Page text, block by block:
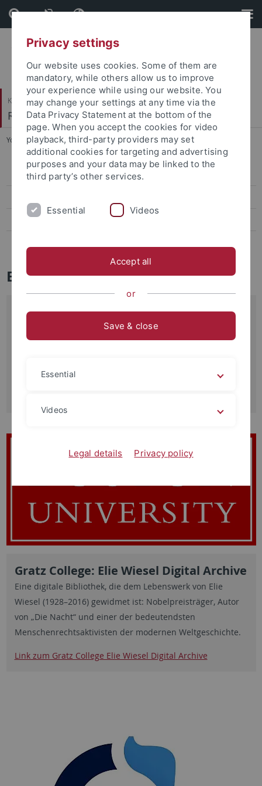
Skip
to
content
Skip
to
footer
Katholisch-Theologische Fakultät
Religionspädagogik
You are here: Startseite ... Elie Wiesel Datenbanken
Veröffentlichungen
Elie Wiesel Datenbanken
Elie Wiesel Datenbanken
Boston University: Elie Wiesel collection
Die Elie-Wiesel-Sammlung umfasst Manuskripte,
Korrespondenz, Drucksachen, Forschungsmaterial,
weiteres Material.
Gratz College: Elie Wiesel Digital Archive
Eine digitale Bibliothek, die dem Lebenswerk von Elie
Wiesel (1928–2016) gewidmet ist: Nobelpreisträger, Autor
von „Die Nacht“ und einer der bedeutendsten
Menschenrechtsaktivisten der modernen Weltgeschichte.
Link zum Gratz College Elie Wiesel Digital Archive
Privacy settings
Our website uses cookies. Some of them are
mandatory, while others allow us to improve
your experience while using our website. You
may change your settings at any time via the
Data Privacy Statement at the bottom of the
page. When you accept the cookies for video
playback, third-party providers may set
additional cookies for targeting and advertising
purposes and your data may be linked to the
third party’s other services.
Essential Videos
Accept all
or
Save & close
Essential
Videos
Legal details Privacy policy